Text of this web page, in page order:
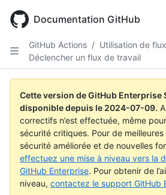
main
Documentation GitHub
GitHub Actions / Utilisation de
Déclencher un flux de travail
Cette version de GitHub Enterprise
disponible depuis le 2024-07-09.
correctifs n’est effectuée, même
sécurité critiques. Pour de
sécurité améliorée et de nouvelles
effectuez une mise à niveau vers la
GitHub Enterprise. Pour obtenir de
niveau, contactez le support GitHub